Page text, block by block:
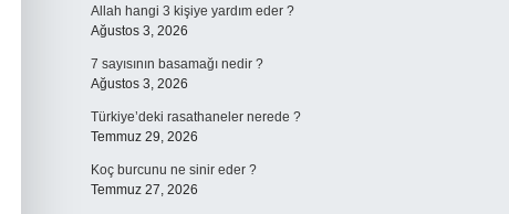
Allah hangi 3 kişiye yardım eder ?
Ağustos 3, 2026
7 sayısının basamağı nedir ?
Ağustos 3, 2026
Türkiye’deki rasathaneler nerede ?
Temmuz 29, 2026
Koç burcunu ne sinir eder ?
Temmuz 27, 2026